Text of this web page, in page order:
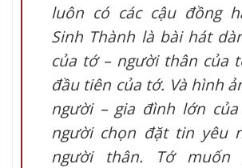
luôn có các cậu đồng
Sinh Thành là bài hát
của tớ – người thân của
đầu tiên của tớ. Và hình
người – gia đình lớn
người chọn đặt tin yêu
người thân. Tớ muốn